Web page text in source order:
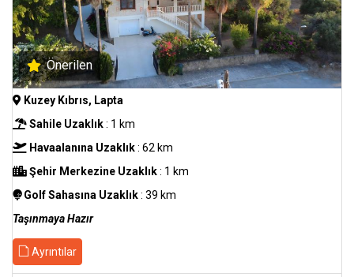
Önerilen
Kuzey Kıbrıs, Lapta
Sahile Uzaklık: 1 km
Havaalanına Uzaklık: 62 km
Şehir Merkezine Uzaklık: 1 km
Golf Sahasına Uzaklık: 39 km
Taşınmaya Hazır
Ayrıntılar